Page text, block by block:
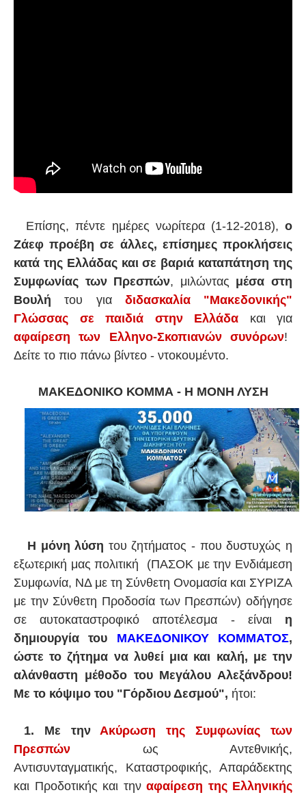
Επίσης, πέντε ημέρες νωρίτερα (1-12-2018), ο
Ζάεφ προέβη σε άλλες, επίσημες προκλήσεις
κατά της Ελλάδας και σε βαριά καταπάτηση της
Συμφωνίας των Πρεσπών, μιλώντας μέσα στη
Βουλή του γιαδιδασκαλία "Μακεδονικής"
Γλώσσας σε παιδιά στην Ελλάδα και για
αφαίρεση των Ελληνο-Σκοπιανών συνόρων!
Δείτε το πιο πάνω βίντεο - ντοκουμέντο.
ΜΑΚΕΔΟΝΙΚΟ ΚΟΜΜΑ - Η ΜΟΝΗ ΛΥΣΗ
Η μόνη λύση του ζητήματος - που δυστυχώς η
εξωτερική μας πολιτική (ΠΑΣΟΚ με την Ενδιάμεση
Συμφωνία, ΝΔ με τη Σύνθετη Ονομασία και ΣΥΡΙΖΑ
με την Σύνθετη Προδοσία των Πρεσπών) οδήγησε
σε αυτοκαταστροφικό αποτέλεσμα - είναι η
δημιουργία του ΜΑΚΕΔΟΝΙΚΟΥ ΚΟΜΜΑΤΟΣ,
ώστε το ζήτημα να λυθεί μια και καλή, με την
αλάνθαστη μέθοδο του Μεγάλου Αλεξάνδρου!
Με το κόψιμο του "Γόρδιου Δεσμού", ήτοι:
1. Με τηνΑκύρωση της Συμφωνίας των
Πρεσπών ως Αντεθνικής,
Αντισυνταγματικής, Καταστροφικής, Απαράδεκτης
και Προδοτικής και την αφαίρεση της Ελληνικής